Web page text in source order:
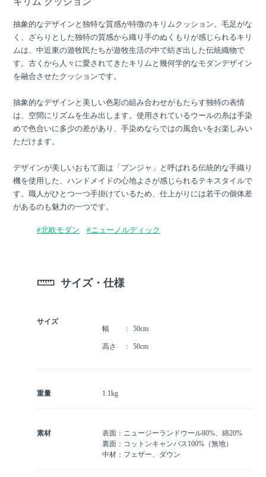
抽象的なデザインと独特な質感が特徴のキリムクッション。毛足がな
く、ざらりとした独特の質感から織り手のぬくもりが感じられるキリ
ムは、中近東の遊牧民たちが遊牧生活の中で紡ぎ出した伝統織物で
す。古くから人々に愛されてきたキリムと幾何学的なモダンデザイン
を融合させたクッションです。
抽象的なデザインと美しい色彩の組み合わせがもたらす独特の表情
は、空間にリズムを生み出します。使用されているウールの糸は手染
めで色合いに多少の差があり、手染めならではの風合いをお楽しみい
ただけます。
デザインが美しいおもて面は「プンジャ」と呼ばれる伝統的な手織り
機を使用した、ハンドメイドの心地よさが感じられるテキスタイルで
す。職人がひとつ一つ手掛けているため、仕上がりには若干の個体差
があるのも魅力の一つです。
#北欧モダン #ニューノルディック
サイズ・仕様
サイズ
幅
50cm
高さ 50cm
重量 1.1kg
素材
表面：ニュージーランドウール80%、綿20%
裏面：コットンキャンバス100%（無地）
中材：フェザー、ダウン